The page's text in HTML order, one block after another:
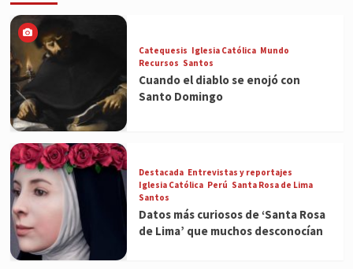
Catequesis Iglesia Católica Mundo
Recursos Santos
Cuando el diablo se enojó con
Santo Domingo
Destacada Entrevistas y reportajes
Iglesia Católica Perú Santa Rosa de Lima
Santos
Datos más curiosos de ‘Santa Rosa
de Lima’ que muchos desconocían